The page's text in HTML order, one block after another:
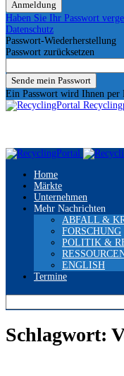
Haben Sie Ihr Passwort
Datenschutz
Passwort-Wiederherstellung
Passwort zurücksetzen
Ein Passwort wird Ihnen per
Home
Märkte
Unternehmen
Mehr Nachrichten
ABFALL &
FORSCHUNG
POLITIK &
ENGLISH
Termine
Schlagwort: